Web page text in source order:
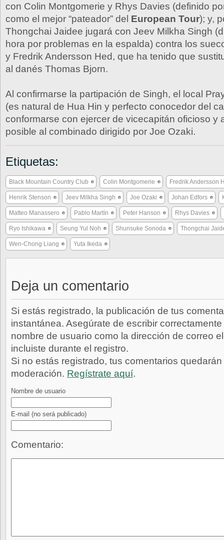
con Colin Montgomerie y Rhys Davies (definido
como el mejor “pateador” del European Tour); y,
Thongchai Jaidee jugará con Jeev Milkha Singh
hora por problemas en la espalda) contra los
y Fredrik Andersson Hed, que ha tenido que
al danés Thomas Bjorn.
Al confirmarse la partipación de Singh, el local
(es natural de Hua Hin y perfecto conocedor del
conformarse con ejercer de vicecapitán oficioso y
posible al combinado dirigido por Joe Ozaki.
Etiquetas:
Black Mountain Country Club Colin Montgomerie Fredrik Andersson
Henrik Stenson Jeev Milkha Singh Joe Ozaki Johan Edfors
Matteo Manassero Pablo Martín Peter Hanson Rhys Davies
Ryo Ishikawa Seung Yul Noh Shunsuke Sonoda Thongchai
Wen-Chong Liang Yuta Ikeda
Deja un comentario
Si estás registrado, la publicación de tus
instantánea. Asegúrate de escribir
nombre de usuario como la dirección de correo
incluiste durante el registro.
Si no estás registrado, tus comentarios
moderación. Regístrate aquí.
Nombre de usuario
E-mail (no será publicado)
Comentario: